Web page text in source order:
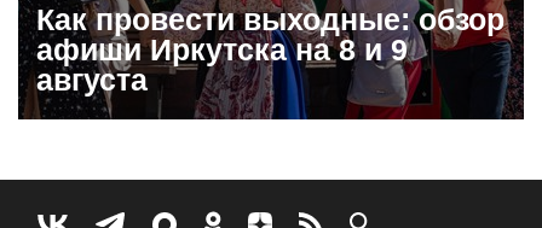
Как провести выходные: обзор
афиши Иркутска на 8 и 9
августа